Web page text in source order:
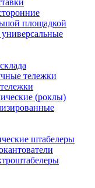
площадкой
тележки
(роклы)
штабелеры